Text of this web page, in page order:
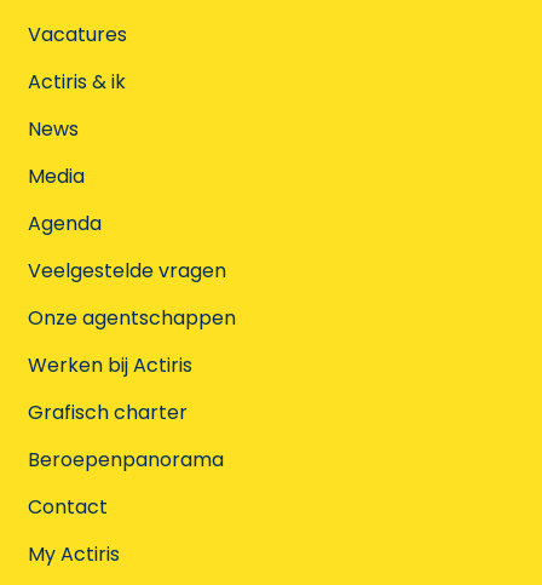
Vacatures
Actiris & ik
News
Media
Agenda
Veelgestelde vragen
Onze agentschappen
Werken bij Actiris
Grafisch charter
Beroepenpanorama
Contact
My Actiris